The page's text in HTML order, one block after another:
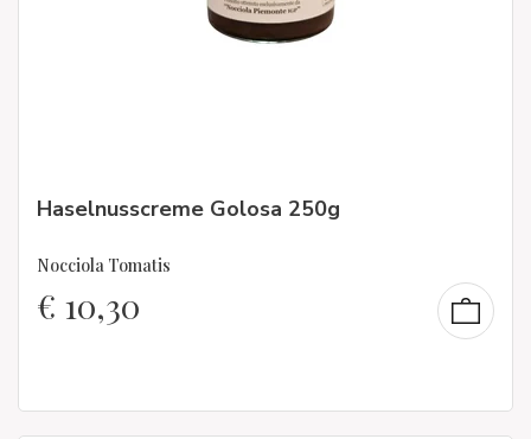
Haselnusscreme Golosa 250g
Nocciola Tomatis
€ 10,30